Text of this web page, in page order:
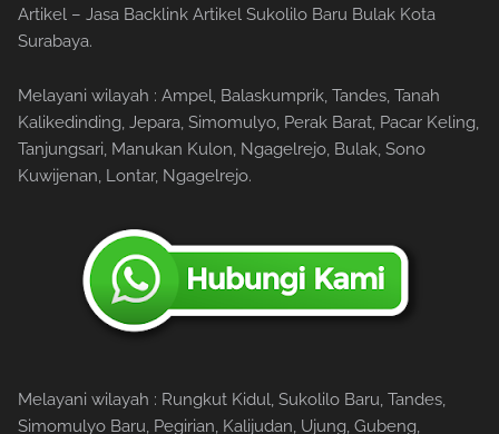
Artikel – Jasa Backlink Artikel Sukolilo Baru Bulak Kota
Surabaya.
Melayani wilayah : Ampel, Balaskumprik, Tandes, Tanah
Kalikedinding, Jepara, Simomulyo, Perak Barat, Pacar Keling,
Tanjungsari, Manukan Kulon, Ngagelrejo, Bulak, Sono
Kuwijenan, Lontar, Ngagelrejo.
Melayani wilayah : Rungkut Kidul, Sukolilo Baru, Tandes,
Simomulyo Baru, Pegirian, Kalijudan, Ujung, Gubeng,